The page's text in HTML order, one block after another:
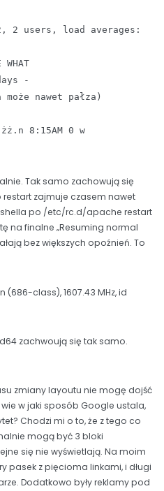
2 users, load averages:
WHAT
-
nawet pałza)
8:15AM 0 w
Tak samo zachowują się
restart zajmuje czasem nawet
po /etc/rc.d/apache restart
na finalne „Resuming normal
bez większych opoźnień. To
(686-class), 1607.43 MHz, id
zachwoują się tak samo.
zmiany layoutu nie mogę dojść
w jaki sposób Google ustala,
Chodzi mi o to, że z tego co
mogą być 3 bloki
się nie wyświetlają. Na moim
pasek z pięcioma linkami, i długi
Dodatkowo były reklamy pod